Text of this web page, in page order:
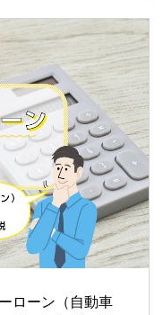
ローン（自動車